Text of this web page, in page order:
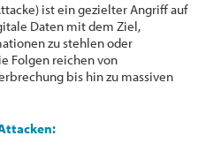
ist ein gezielter Angriff auf
Daten mit dem Ziel,
zu stehlen oder
Folgen reichen von
bis hin zu massiven